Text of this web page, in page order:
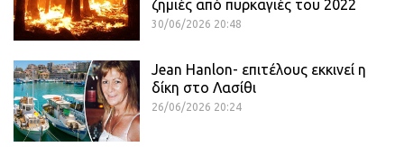
ζημιές από πυρκαγιές του 2022
30/06/2026 20:48
Jean Hanlon- επιτέλους εκκινεί η
δίκη στο Λασίθι
26/06/2026 20:24